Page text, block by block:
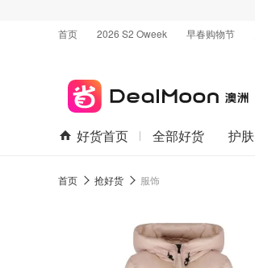
首页
2026 S2 Oweek 早春购物节
好货首页 全部好货 护肤
首页 抢好货 服饰